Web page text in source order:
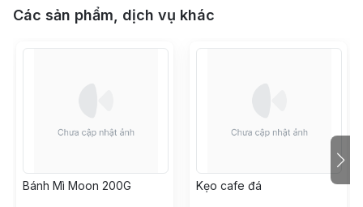
Các sản phẩm, dịch vụ khác
Bánh Mì Moon 200G Kẹo cafe đá